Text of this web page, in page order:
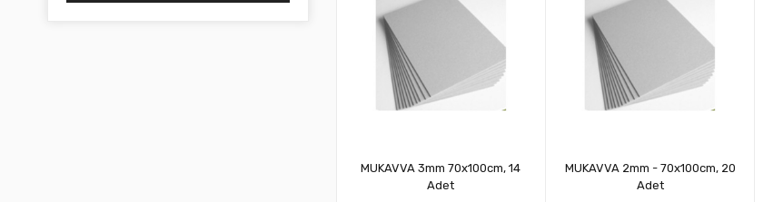
MUKAVVA 3mm 70x100cm, 14
Adet
MUKAVVA 2mm - 70x100cm, 20
Adet